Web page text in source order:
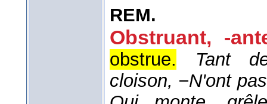
REM.
Obstruant, -
obstrue.
Tant
cloison, −N'ont